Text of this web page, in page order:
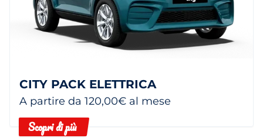
CITY PACK ELETTRICA
A partire da 120,00€ al mese
Scopri di più